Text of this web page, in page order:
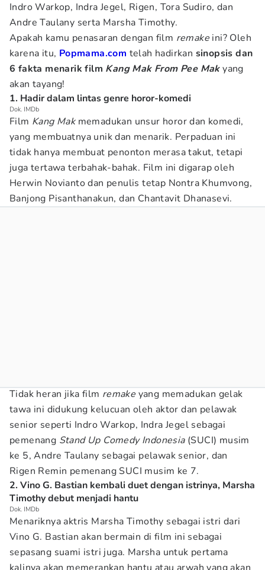
Indro Warkop, Indra Jegel, Rigen, Tora Sudiro, dan
Andre Taulany serta Marsha Timothy.
Apakah kamu penasaran dengan film remake ini? Oleh
karena itu, Popmama.com telah hadirkan sinopsis dan
6 fakta menarik film Kang Mak From Pee Makyang
akan tayang!
1. Hadir dalam lintas genre horor-komedi
Dok. IMDb
Film Kang Mak memadukan unsur horor dan komedi,
yang membuatnya unik dan menarik. Perpaduan ini
tidak hanya membuat penonton merasa takut, tetapi
juga tertawa terbahak-bahak. Film ini digarap oleh
Herwin Novianto dan penulis tetap Nontra Khumvong,
Banjong Pisanthanakun, dan Chantavit Dhanasevi.
Tidak heran jika film remake yang memadukan gelak
tawa ini didukung kelucuan oleh aktor dan pelawak
senior seperti Indro Warkop, Indra Jegel sebagai
pemenang Stand Up Comedy Indonesia(SUCI) musim
ke 5, Andre Taulany sebagai pelawak senior, dan
Rigen Remin pemenang SUCI musim ke 7.
2. Vino G. Bastian kembali duet dengan istrinya, Marsha
Timothy debut menjadi hantu
Dok. IMDb
Menariknya aktris Marsha Timothy sebagai istri dari
Vino G. Bastian akan bermain di film ini sebagai
sepasang suami istri juga. Marsha untuk pertama